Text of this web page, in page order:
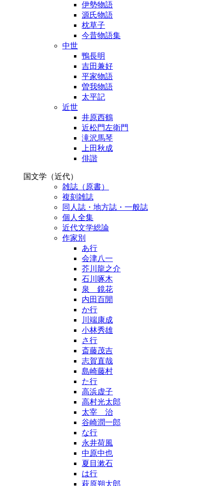
伊勢物語
源氏物語
枕草子
今昔物語集
中世
鴨長明
吉田兼好
平家物語
曽我物語
太平記
近世
井原西鶴
近松門左衛門
滝沢馬琴
上田秋成
俳諧
国文学（近代）
雑誌（原書）
複刻雑誌
同人誌・地方誌・一般誌
個人全集
近代文学総論
作家別
あ行
会津八一
芥川龍之介
石川啄木
泉 鏡花
内田百閒
か行
川端康成
小林秀雄
さ行
斎藤茂吉
志賀直哉
島崎藤村
た行
高浜虚子
高村光太郎
太宰 治
谷崎潤一郎
な行
永井荷風
中原中也
夏目漱石
は行
萩原朔太郎